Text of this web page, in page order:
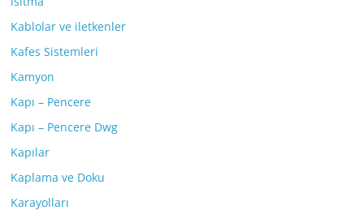
Kablolar ve iletkenler
Kafes Sistemleri
Kamyon
Kapı – Pencere
Kapı – Pencere Dwg
Kapılar
Kaplama ve Doku
Karayolları